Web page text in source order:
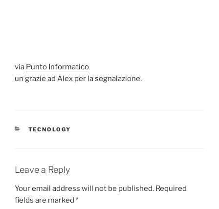
via Punto Informatico
un grazie ad Alex per la segnalazione.
CATEGORIES
TECNOLOGY
Leave a Reply
Your email address will not be published. Required
fields are marked *